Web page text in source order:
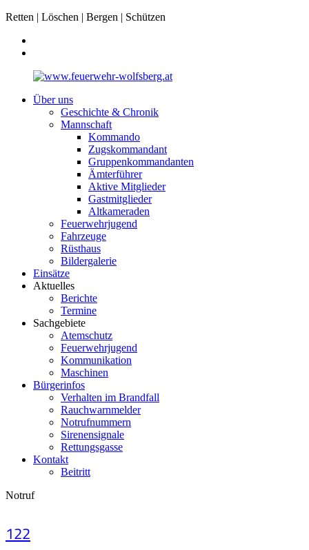
Retten | Löschen | Bergen | Schützen
Über uns
Geschichte & Chronik
Mannschaft
Kommando
Zugskommandant
Gruppenkommandanten
Ämterführer
Aktive Mitglieder
Gastmitglieder
Altkameraden
Feuerwehrjugend
Fahrzeuge
Rüsthaus
Bildergalerie
Einsätze
Aktuelles
Berichte
Termine
Sachgebiete
Atemschutz
Feuerwehrjugend
Kommunikation
Maschinen
Bürgerinfos
Verhalten im Brandfall
Rauchwarnmelder
Notrufnummern
Sirenensignale
Rettungsgasse
Kontakt
Beitritt
Notruf
122